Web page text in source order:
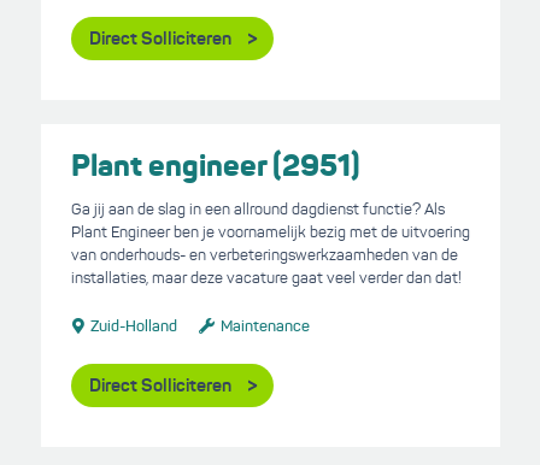
Direct Solliciteren
Plant engineer (2951)
Ga jij aan de slag in een allround dagdienst functie? Als
Plant Engineer ben je voornamelijk bezig met de uitvoering
van onderhouds- en verbeteringswerkzaamheden van de
installaties, maar deze vacature gaat veel verder dan dat!
Zuid-Holland Maintenance
Direct Solliciteren